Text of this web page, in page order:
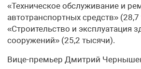
«Техническое обслуживание и
автотранспортных средств»
«Строительство и эксплуатация
сооружений» (25,2 тысячи).
Вице-премьер Дмитрий